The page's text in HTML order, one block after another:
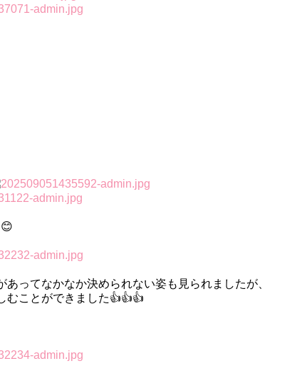
ってなかなか決められない姿も見られましたが、
むことができました👍👍👍